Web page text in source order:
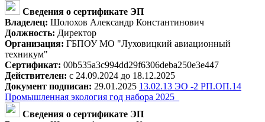
Сведения о сертификате ЭП
Владелец: Шолохов Александр Константинович
Должность: Директор
Организация: ГБПОУ МО "Луховицкий авиационный
техникум"
Сертификат: 00b535a3c994dd29f6306deba250e3e447
Действителен: с 24.09.2024 до 18.12.2025
Документ подписан: 29.01.2025 13.02.13 ЭО -2 РП.ОП.14
Промышленная экология год набора 2025_
Сведения о сертификате ЭП